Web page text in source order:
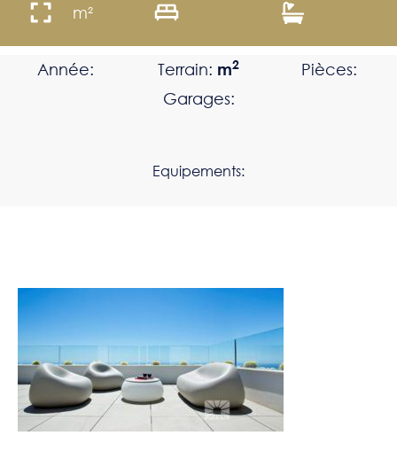
m²
Année: Terrain: m2
Pièces:
Garages:
Equipements: